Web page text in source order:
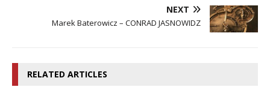
NEXT
Marek Baterowicz – CONRAD JASNOWIDZ
RELATED ARTICLES